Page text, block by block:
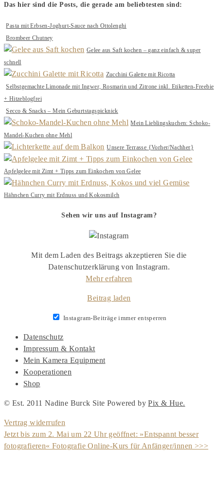
Das hier sind die Posts, die gerade am beliebtesten sind:
Pasta mit Erbsen-Joghurt-Sauce nach Ottolenghi
Brombeer Chutney
Gelee aus Saft kochen – ganz einfach & super
schnell
Zucchini Galette mit Ricotta
Selbstgemachte Limonade mit Ingwer, Rosmarin und Zitrone inkl. Etiketten-Freebie
+ Hitzeblogfrei
Secco & Snacks – Mein Geburtstagspicknick
Mein Lieblingskuchen: Schoko-
Mandel-Kuchen ohne Mehl
Unsere Terrasse {Vorher/Nachher}
Apfelgelee mit Zimt + Tipps zum Einkochen von Gelee
Hähnchen Curry mit Erdnuss und Kokosmilch
Sehen wir uns auf Instagram?
Mit dem Laden des Beitrags akzeptieren Sie die
Datenschutzerklärung von Instagram.
Mehr erfahren
Beitrag laden
Instagram-Beiträge immer entsperren
Datenschutz
Impressum & Kontakt
Mein Kamera Equipment
Kooperationen
Shop
© Est. 2011 Nadine Burck Site Powered byPix & Hue.
Vertrag widerrufen
Jetzt bis zum 2. Mai um 22 Uhr geöffnet: »Entspannt besser
fotografieren« Fotografie Online-Kurs für Anfänger/innen >>>